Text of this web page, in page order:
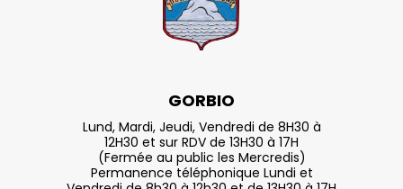
GORBIO
Lund, Mardi, Jeudi, Vendredi de 8H30 à
12H30 et sur RDV de 13H30 à 17H
(Fermée au public les Mercredis)
Permanence téléphonique Lundi et